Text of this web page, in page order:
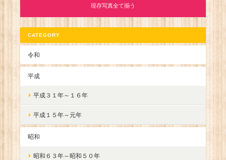
現存写真全て揃う
CATEGORY
令和
平成
平成３１年～１６年
平成１５年～元年
昭和
昭和６３年～昭和５０年